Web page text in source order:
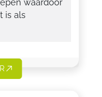
waardoor
is als